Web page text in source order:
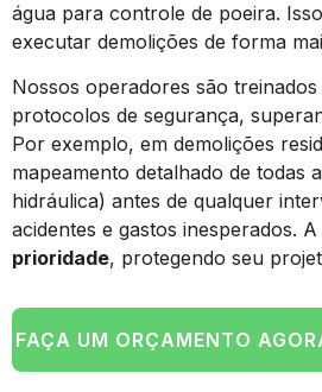
água para controle de poeira.
executar demolições de forma
Nossos operadores são
protocolos de segurança,
Por exemplo, em demolições
mapeamento detalhado de todas
hidráulica) antes de qualquer
acidentes e gastos inesperados. A
prioridade, protegendo seu
FAÇA UM ORÇAMENTO